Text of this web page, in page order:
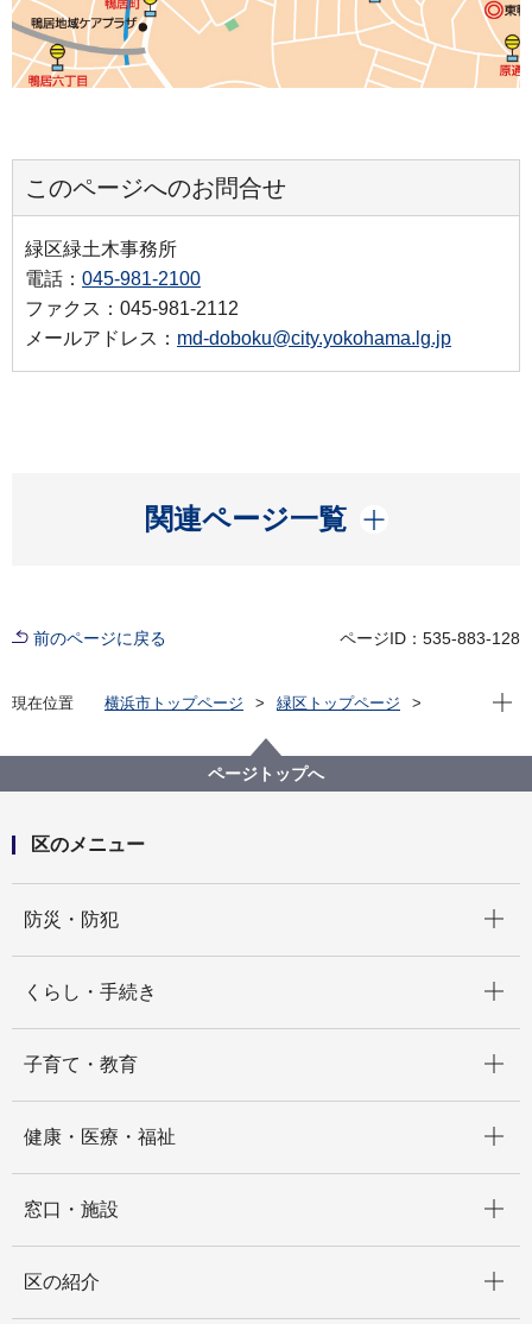
このページへのお問合せ
緑区緑土木事務所
電話： 045-981-2100
ファクス：045-981-2112
メールアドレス： md-doboku@city.yokohama.lg.jp
関連ページ一覧
開く
前のページに戻る ページID：535-883-128
現在位置 横浜市トップページ
緑区トップページ
緑土木事務所
緑区の身近な公園(地域別・50音順)
現在
ページトップへ
区のメニュー
防災・防犯
くらし・手続き
子育て・教育
健康・医療・福祉
窓口・施設
区の紹介